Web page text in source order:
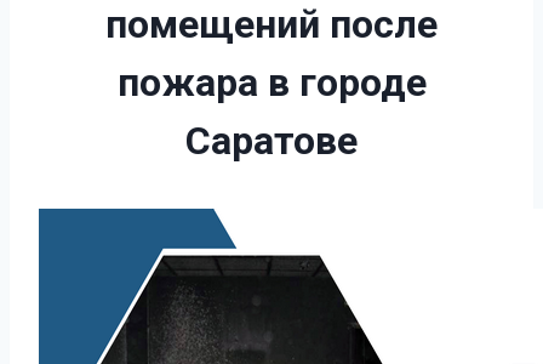
помещений после
пожара в городе
Саратове